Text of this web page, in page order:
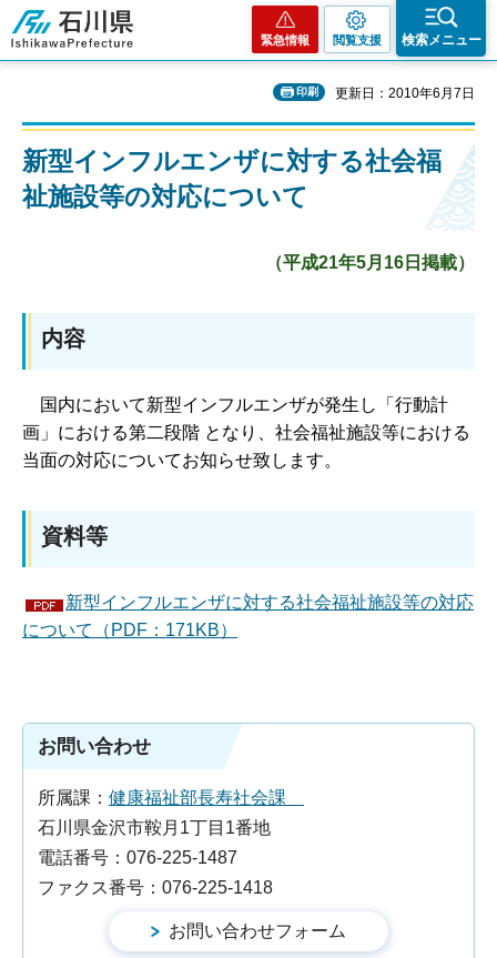
石川県
緊急情報 閲覧支援 検索メニュー
印刷 更新日：2010年6月7日
新型インフルエンザに対する社会福
祉施設等の対応について
（平成21年5月16日掲載）
内容
国内において新型インフルエンザが発生し「行動計
画」における第二段階 となり、社会福祉施設等における
当面の対応についてお知らせ致します。
資料等
新型インフルエンザに対する社会福祉施設等の対応
について（PDF：171KB）
お問い合わせ
所属課： 健康福祉部長寿社会課
石川県金沢市鞍月1丁目1番地
電話番号：076-225-1487
ファクス番号：076-225-1418